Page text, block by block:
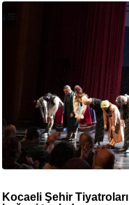
Kocaeli Şehir